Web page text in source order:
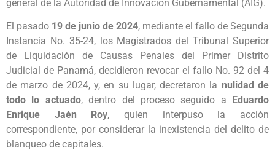
general de la Autoridad de Innovación Gubernamental (AIG).
El pasado 19 de junio de 2024, mediante el fallo de Segunda
Instancia No. 35-24, los Magistrados del Tribunal Superior
de Liquidación de Causas Penales del Primer Distrito
Judicial de Panamá, decidieron revocar el fallo No. 92 del 4
de marzo de 2024, y, en su lugar, decretaron la nulidad de
todo lo actuado, dentro del proceso seguido a Eduardo
Enrique Jaén Roy, quien interpuso la acción
correspondiente, por considerar la inexistencia del delito de
blanqueo de capitales.